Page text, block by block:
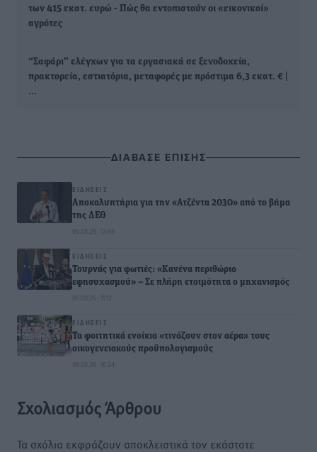
των 415 εκατ. ευρώ - Πώς θα εντοπιστούν οι «εικονικοί»
αγρότες
“Σαφάρι” ελέγχων για τα εργασιακά σε ξενοδοχεία,
πρακτορεία, εστιατόρια, μεταφορές με πρόστιμα 6,3 εκατ. € |
…
ΔΙΑΒΑΣΕ ΕΠΙΣΗΣ
ΕΙΔΉΣΕΙΣ
Αποκαλυπτήρια για την «Ατζέντα 2030» από το βήμα
της ΔΕΘ
09.08.26 · 13:44
ΕΙΔΉΣΕΙΣ
Τουρνάς για φωτιές: «Κανένα περιθώριο
εφησυχασμού» – Σε πλήρη ετοιμότητα ο μηχανισμός
09.08.26 · 11:12
ΕΙΔΉΣΕΙΣ
Τα φοιτητικά ενοίκια «τινάζουν στον αέρα» τους
οικογενειακούς προϋπολογισμούς
09.08.26 · 10:24
Σχολιασμός Άρθρου
Τα σχόλια εκφράζουν αποκλειστικά τον εκάστοτε